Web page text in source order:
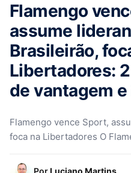
Flamengo
assume
Brasileirão,
Libertadores:
de vantagem
Flamengo vence Sport,
foca na Libertadores O
PorLuciano Martins